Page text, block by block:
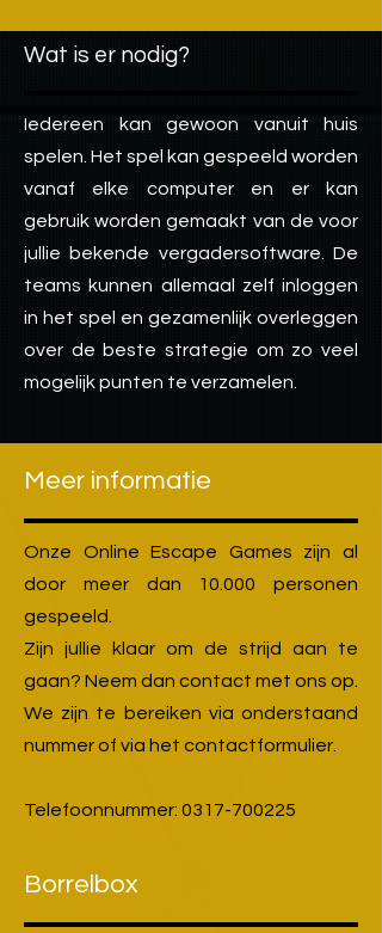
Wat is er nodig?
Iedereen kan gewoon vanuit huis
spelen. Het spel kan gespeeld worden
vanaf elke computer en er kan
gebruik worden gemaakt van de voor
jullie bekende vergadersoftware. De
teams kunnen allemaal zelf inloggen
in het spel en gezamenlijk overleggen
over de beste strategie om zo veel
mogelijk punten te verzamelen.
Meer informatie
Onze Online Escape Games zijn al
door meer dan 10.000 personen
gespeeld.
Zijn jullie klaar om de strijd aan te
gaan? Neem dan contact met ons op.
We zijn te bereiken via onderstaand
nummer of via het contactformulier.
Telefoonnummer: 0317-700225
Borrelbox